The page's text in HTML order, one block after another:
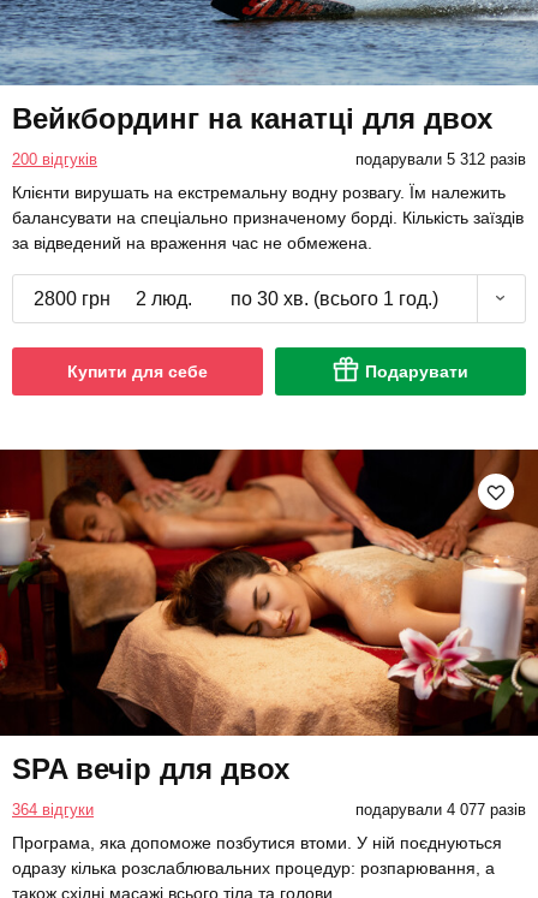
Вейкбординг на канатці для двох
200 відгуків подарували 5 312 разів
Клієнти вирушать на екстремальну водну розвагу. Їм належить
балансувати на спеціально призначеному борді. Кількість заїздів
за відведений на враження час не обмежена.
2800 грн 2 люд. по 30 хв. (всього 1 год.)
Купити для себе Подарувати
SPA вечір для двох
364 відгуки подарували 4 077 разів
Програма, яка допоможе позбутися втоми. У ній поєднуються
одразу кілька розслаблювальних процедур: розпарювання, а
також східні масажі всього тіла та голови.